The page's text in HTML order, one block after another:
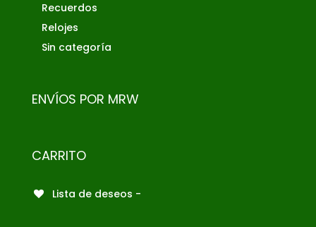
Recuerdos
Relojes
Sin categoría
ENVÍOS POR MRW
CARRITO
Lista de deseos -